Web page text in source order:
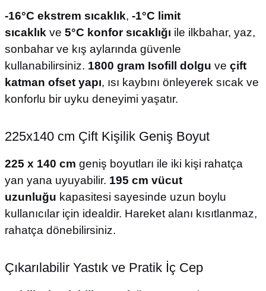
-16°C ekstrem sıcaklık, -1°C limit
sıcaklık ve 5°C konfor sıcaklığı ile ilkbahar, yaz,
sonbahar ve kış aylarında güvenle
kullanabilirsiniz. 1800 gram Isofill dolgu ve çift
katman ofset yapı, ısı kaybını önleyerek sıcak ve
konforlu bir uyku deneyimi yaşatır.
225x140 cm Çift Kişilik Geniş Boyut
225 x 140 cm geniş boyutları ile iki kişi rahatça
yan yana uyuyabilir. 195 cm vücut
uzunluğu kapasitesi sayesinde uzun boylu
kullanıcılar için idealdir. Hareket alanı kısıtlanmaz,
rahatça dönebilirsiniz.
Çıkarılabilir Yastık ve Pratik İç Cep